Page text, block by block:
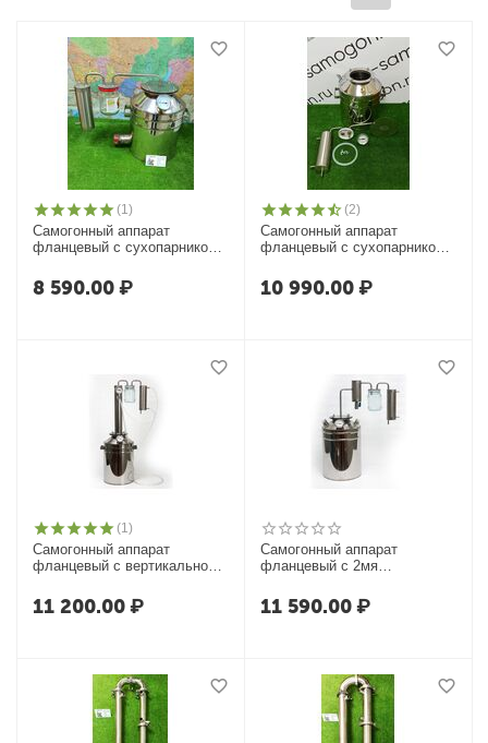
(1)
Самогонный аппарат
фланцевый c сухопарником,
8 590.00₽
(2)
Самогонный аппарат
фланцевый с сухопарником-
10 990.00₽
(1)
Самогонный аппарат
фланцевый с вертикальной
сухопарником Умелец-ЦФБ
11 200.00₽
Самогонный аппарат
фланцевый с 2мя
11 590.00₽